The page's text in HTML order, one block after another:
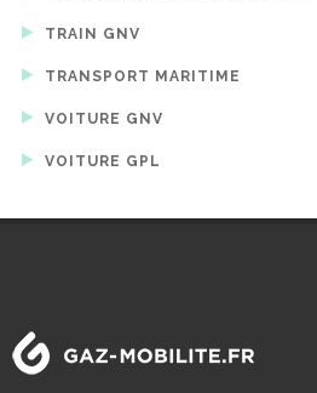
TRAIN GNV
TRANSPORT MARITIME
VOITURE GNV
VOITURE GPL